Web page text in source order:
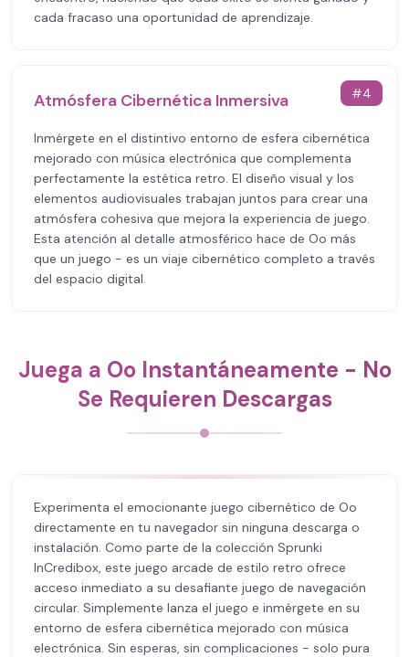
cada fracaso una oportunidad de aprendizaje.
#4
Atmósfera Cibernética Inmersiva
Inmérgete en el distintivo entorno de esfera cibernética
mejorado con música electrónica que complementa
perfectamente la estética retro. El diseño visual y los
elementos audiovisuales trabajan juntos para crear una
atmósfera cohesiva que mejora la experiencia de juego.
Esta atención al detalle atmosférico hace de Oo más
que un juego - es un viaje cibernético completo a través
del espacio digital.
Juega a Oo Instantáneamente - No
Se Requieren Descargas
Experimenta el emocionante juego cibernético de Oo
directamente en tu navegador sin ninguna descarga o
instalación. Como parte de la colección Sprunki
InCredibox, este juego arcade de estilo retro ofrece
acceso inmediato a su desafiante juego de navegación
circular. Simplemente lanza el juego e inmérgete en su
entorno de esfera cibernética mejorado con música
electrónica. Sin esperas, sin complicaciones - solo pura